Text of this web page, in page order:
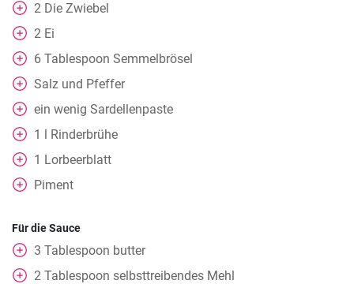
2 Die Zwiebel
2 Ei
6 Tablespoon Semmelbrösel
Salz und Pfeffer
ein wenig Sardellenpaste
1 l Rinderbrühe
1 Lorbeerblatt
Piment
Für die Sauce
3 Tablespoon butter
2 Tablespoon selbsttreibendes Mehl